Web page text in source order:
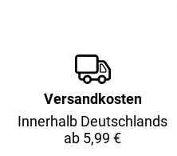
Versandkosten
Innerhalb Deutschlands
ab 5,99 €